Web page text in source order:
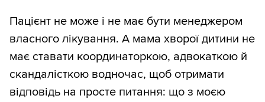
Пацієнт не може і не має бути менеджером
власного лікування. А мама хворої дитини не
має ставати координаторкою, адвокаткою й
скандалісткою водночас, щоб отримати
відповідь на просте питання: що з моєю